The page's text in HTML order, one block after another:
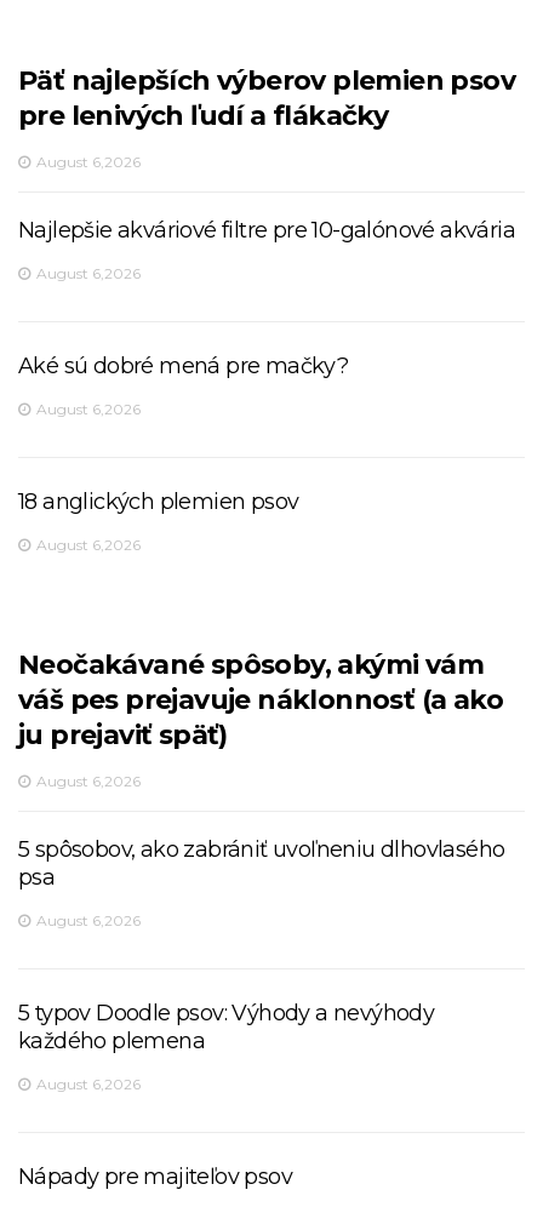
Päť najlepších výberov plemien psov
pre lenivých ľudí a flákačky
August 6,2026
Najlepšie akváriové filtre pre 10-galónové akvária
August 6,2026
Aké sú dobré mená pre mačky?
August 6,2026
18 anglických plemien psov
August 6,2026
Neočakávané spôsoby, akými vám
váš pes prejavuje náklonnosť (a ako
ju prejaviť späť)
August 6,2026
5 spôsobov, ako zabrániť uvoľneniu dlhovlasého
psa
August 6,2026
5 typov Doodle psov: Výhody a nevýhody
každého plemena
August 6,2026
Nápady pre majiteľov psov